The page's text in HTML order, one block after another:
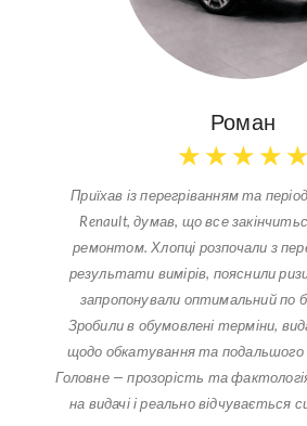
Роман
★ ★ ★ ★ ★
Приїхав із перегріванням та
Renault, думав, що все
ремонтом. Хлопці розпочали з
результати вимірів, пояснили
запропонували оптимальний по
Зробили в обумовлені терміни,
щодо обкатування та подальшого
Головне — прозорість та
на видачі і реально відчувається